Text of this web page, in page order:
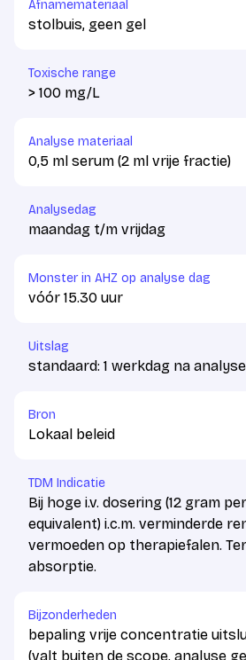
Afnamemateriaal
stolbuis, geen gel
Toxische range
> 100 mg/L
Analyse materiaal
0,5 ml serum (2 ml vrije fractie)
Analysedag
maandag t/m vrijdag
Monster in AHZ op analyse dag
vóór 15.30 uur
Uitslag
standaard: 1 werkdag na
Bron
Lokaal beleid
TDM Indicatie
Bij hoge i.v. dosering (12 gram
equivalent) i.c.m. verminderde
vermoeden op therapiefalen.
absorptie.
Bijzonderheden
bepaling vrije concentratie
(valt buiten de scope, analyse